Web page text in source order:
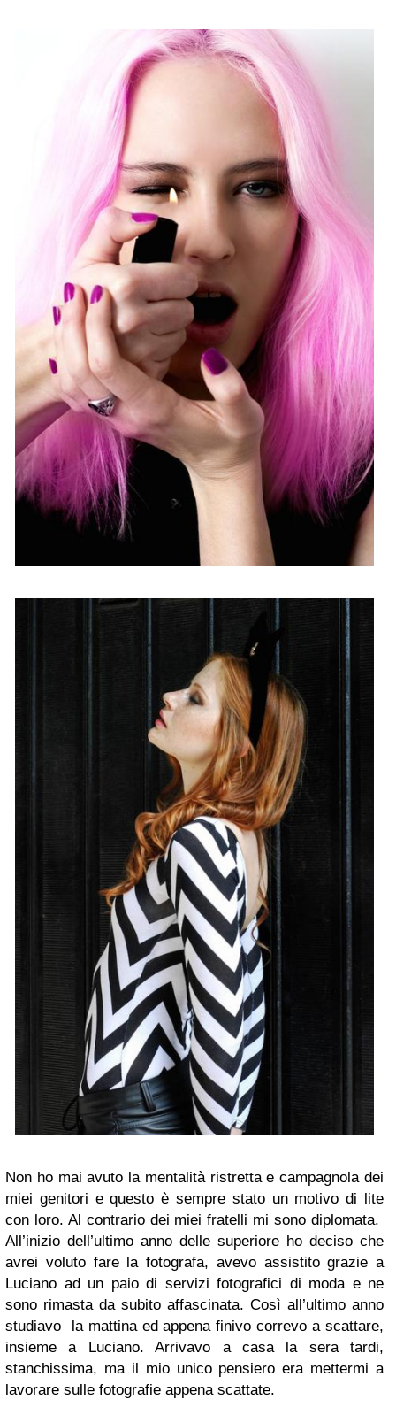
Non ho mai avuto la mentalità ristretta e campagnola dei
miei genitori e questo è sempre stato un motivo di lite
con loro. Al contrario dei miei fratelli mi sono diplomata.
All’inizio dell’ultimo anno delle superiore ho deciso che
avrei voluto fare la fotografa, avevo assistito grazie a
Luciano ad un paio di servizi fotografici di moda e ne
sono rimasta da subito affascinata. Così all’ultimo anno
studiavo la mattina ed appena finivo correvo a scattare,
insieme a Luciano. Arrivavo a casa la sera tardi,
stanchissima, ma il mio unico pensiero era mettermi a
lavorare sulle fotografie appena scattate.